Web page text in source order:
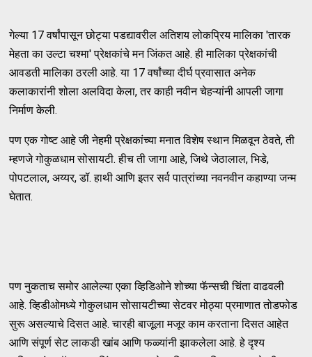
गेल्या 17 वर्षांपासून छोट्या पडद्यावरील अतिशय लोकप्रिय मालिका 'तारक
मेहता का उल्टा चश्मा' प्रेक्षकांचे मन जिंकत आहे. ही मालिका प्रेक्षकांची
आवडती मालिका ठरली आहे. या 17 वर्षांच्या दीर्घ प्रवासात अनेक
कलाकारांनी शोला अलविदा केला, तर काही नवीन चेहऱ्यांनी आपली जागा
निर्माण केली.
पण एक गोष्ट आहे जी नेहमी प्रेक्षकांच्या मनात विशेष स्थान मिळवून ठेवते, ती
म्हणजे गोकुळधाम सोसायटी. हीच ती जागा आहे, जिथे जेठालाल, भिडे,
पोपटलाल, अय्यर, डॉ. हाथी आणि इतर सर्व पात्रांच्या नवनवीन कहाण्या जन्म
घेतात.
पण नुकताच समोर आलेल्या एका व्हिडिओने शोच्या फॅन्सची चिंता वाढवली
आहे. व्हिडीओमध्ये गोकुलधाम सोसायटीच्या सेटवर मोठ्या प्रमाणात तोडफोड
सुरू असल्याचे दिसत आहे. चारही बाजूला मजूर काम करताना दिसत आहेत
आणि संपूर्ण सेट लाकडी खांब आणि फळ्यांनी झाकलेला आहे. हे दृश्य